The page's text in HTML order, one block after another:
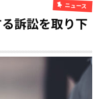
ニュース
訴訟を取り下